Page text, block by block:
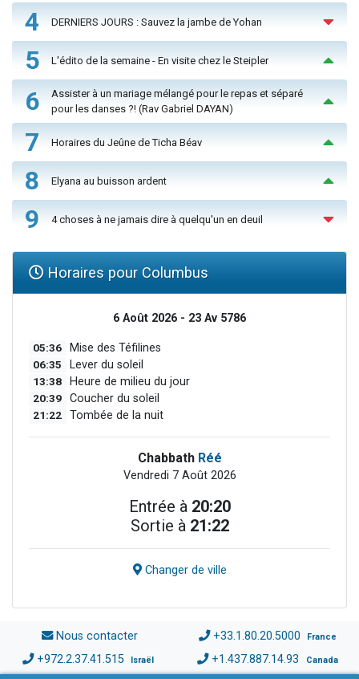
4 DERNIERS JOURS : Sauvez la jambe de Yohan
5 L'édito de la semaine - En visite chez le Steipler
6
Assister à un mariage mélangé pour le repas et séparé
pour les danses ?! (Rav Gabriel DAYAN)
7 Horaires du Jeûne de Ticha Béav
8 Elyana au buisson ardent
9 4 choses à ne jamais dire à quelqu'un en deuil
Horaires pour Columbus
6 Août 2026 - 23 Av 5786
05:36 Mise des Téfilines
06:35 Lever du soleil
13:38 Heure de milieu du jour
20:39 Coucher du soleil
21:22 Tombée de la nuit
Chabbath Réé
Vendredi 7 Août 2026
Entrée à 20:20
Sortie à 21:22
Changer de ville
Nous contacter +33.1.80.20.5000 France
+972.2.37.41.515 Israël +1.437.887.14.93 Canada